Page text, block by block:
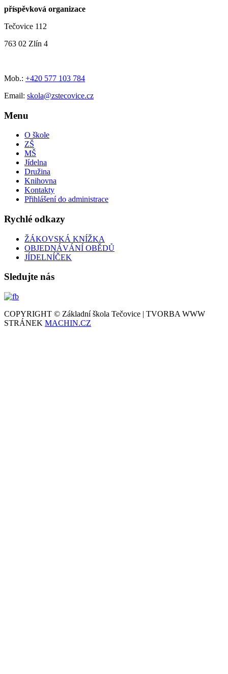
příspěvková organizace
Tečovice 112
763 02 Zlín 4
Mob.: +420 577 103 784
Email: skola@zstecovice.cz
Menu
O škole
ZŠ
MŠ
Jídelna
Družina
Knihovna
Kontakty
Přihlášení do administrace
Rychlé odkazy
ŽÁKOVSKÁ KNÍŽKA
OBJEDNÁVÁNÍ OBĚDŮ
JÍDELNÍČEK
Sledujte nás
COPYRIGHT © Základní škola Tečovice | TVORBA WWW
STRÁNEK MACHIN.CZ